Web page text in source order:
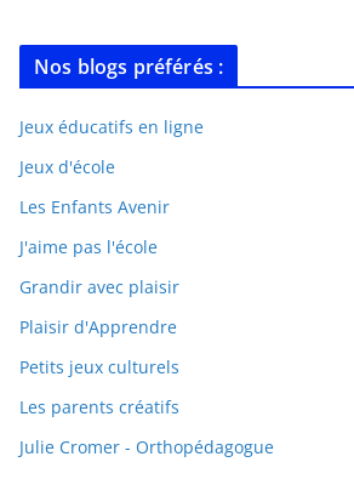
Nos blogs préférés :
Jeux éducatifs en ligne
Jeux d'école
Les Enfants Avenir
J'aime pas l'école
Grandir avec plaisir
Plaisir d'Apprendre
Petits jeux culturels
Les parents créatifs
Julie Cromer - Orthopédagogue